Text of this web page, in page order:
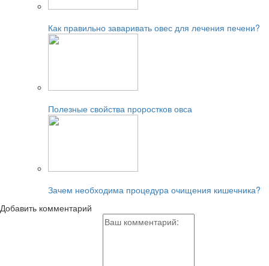
Как правильно заваривать овес для лечения печени?
Полезные свойства проростков овса
Зачем необходима процедура очищения кишечника?
Добавить комментарий